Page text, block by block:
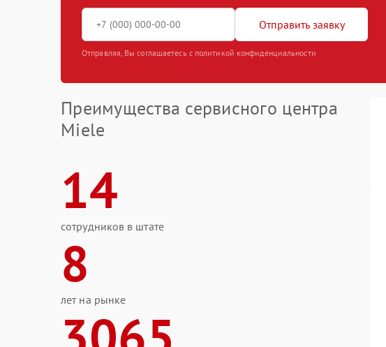
Отправить заявку
Отправляя, Вы соглашаетесь с политикой конфиденциальности
Преимущества сервисного центра
Miele
14
сотрудников в штате
8
лет на рынке